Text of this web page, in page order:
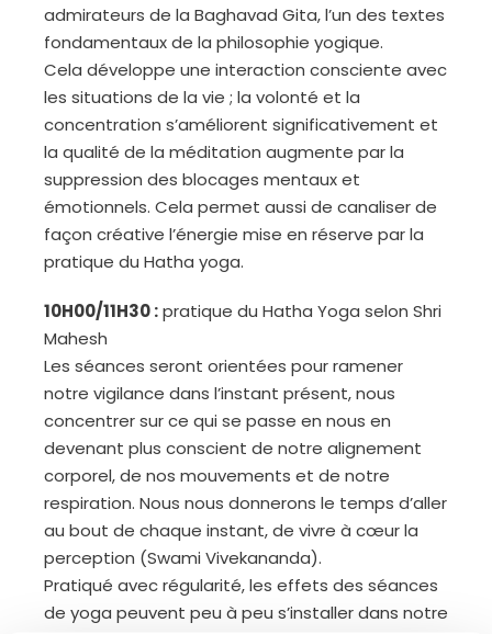
admirateurs de la Baghavad Gita, l’un des textes
fondamentaux de la philosophie yogique.
Cela développe une interaction consciente avec
les situations de la vie ; la volonté et la
concentration s’améliorent significativement et
la qualité de la méditation augmente par la
suppression des blocages mentaux et
émotionnels. Cela permet aussi de canaliser de
façon créative l’énergie mise en réserve par la
pratique du Hatha yoga.
10H00/11H30 :pratique du Hatha Yoga selon Shri
Mahesh
Les séances seront orientées pour ramener
notre vigilance dans l’instant présent, nous
concentrer sur ce qui se passe en nous en
devenant plus conscient de notre alignement
corporel, de nos mouvements et de notre
respiration. Nous nous donnerons le temps d’aller
au bout de chaque instant, de vivre à cœur la
perception (Swami Vivekananda).
Pratiqué avec régularité, les effets des séances
de yoga peuvent peu à peu s’installer dans notre